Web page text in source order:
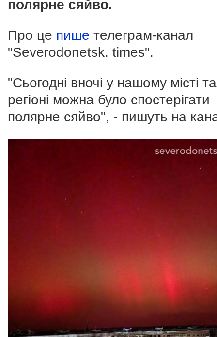
полярне сяйво.
Про це пише телеграм-канал
"Severodonetsk. times".
"Сьогодні вночі у нашому місті та
регіоні можна було спостерігати
полярне сяйво", - пишуть на